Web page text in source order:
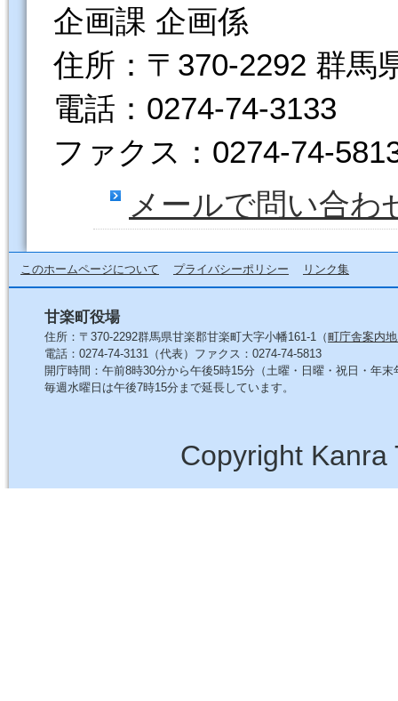
企画課 企画係
住所：〒370-2292 群馬
電話：0274-74-3133
ファクス：0274-74-
メールで問い合わ
このホームページについて プライバシーポリシー リンク集
甘楽町役場
住所：〒370-2292群馬県甘楽郡甘楽町大字小幡161-1（町庁舎案内
電話：0274-74-3131（代表）ファクス：0274-74-5813
開庁時間：午前8時30分から午後5時15分（土曜・日曜・祝日・年末
毎週水曜日は午後7時15分まで延長しています。
Copyright Kanra